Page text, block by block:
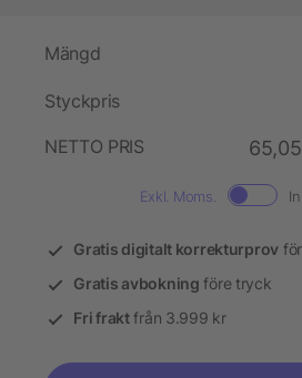
Mängd
Styckpris
NETTO PRIS
Exkl. Moms.
Gratis digitalt korrekturprov
Gratis avbokning före tryck
Fri fraktfrån 3.999 kr